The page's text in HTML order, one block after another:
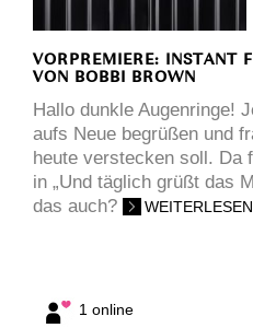
VORPREMIERE: INSTANT
VON BOBBI BROWN
Hallo dunkle Augenringe!
aufs Neue begrüßen und
heute verstecken soll. Da
in „Und täglich grüßt das
das auch?
WEITERLESEN
1 online